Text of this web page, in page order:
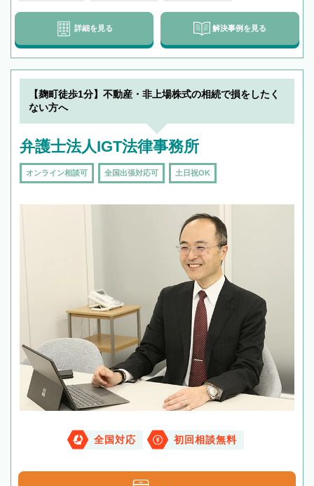
詳細を見る 解決事例を見る
【麹町徒歩1分】不動産・非上場株式の相続で損をしたく
ない方へ
弁護士法人IGT法律事務所
オンライン相談可 全国出張対応可 土日祝OK
全国対応 初回相談無料